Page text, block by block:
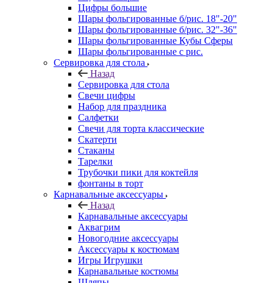
Цифры большие
Шары фольгированные б/рис. 18"-20"
Шары фольгированные б/рис. 32"-36"
Шары фольгированные Кубы Сферы
Шары фольгированные с рис.
Сервировка для стола
Назад
Сервировка для стола
Свечи цифры
Набор для праздника
Салфетки
Свечи для торта классические
Скатерти
Стаканы
Тарелки
Трубочки пики для коктейля
фонтаны в торт
Карнавальные аксессуары
Назад
Карнавальные аксессуары
Аквагрим
Новогодние аксессуары
Аксессуары к костюмам
Игры Игрушки
Карнавальные костюмы